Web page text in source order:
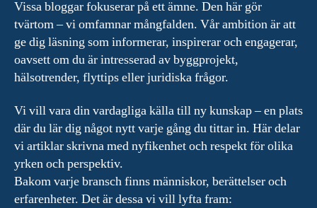
Vissa bloggar fokuserar på ett ämne. Den här gör
tvärtom – vi omfamnar mångfalden. Vår ambition är att
ge dig läsning som informerar, inspirerar och engagerar,
oavsett om du är intresserad av byggprojekt,
hälsotrender, flyttips eller juridiska frågor.
Vi vill vara din vardagliga källa till ny kunskap – en plats
där du lär dig något nytt varje gång du tittar in. Här delar
vi artiklar skrivna med nyfikenhet och respekt för olika
yrken och perspektiv.
Bakom varje bransch finns människor, berättelser och
erfarenheter. Det är dessa vi vill lyfta fram: